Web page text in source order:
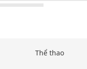
Thể thao